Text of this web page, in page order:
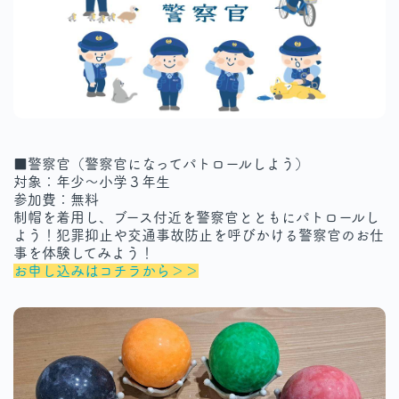
■警察官（警察官になってパトロールしよう）
対象：年少～小学３年生
参加費：無料
制帽を着用し、ブース付近を警察官とともにパトロールし
よう！犯罪抑止や交通事故防止を呼びかける警察官のお仕
事を体験してみよう！
お申し込みはコチラから＞＞